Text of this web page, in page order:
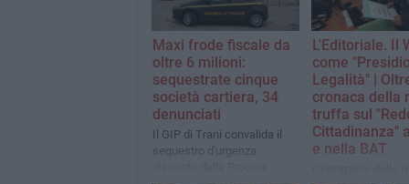
Maxi frode fiscale da
oltre 6 milioni:
sequestrate cinque
società cartiera, 34
denunciati
Il GIP di Trani convalida il
sequestro d'urgenza
L'Editoriale. Il
come
Legalità" |
cronaca della
truffa sul
Cittadinanza"
e nella BAT